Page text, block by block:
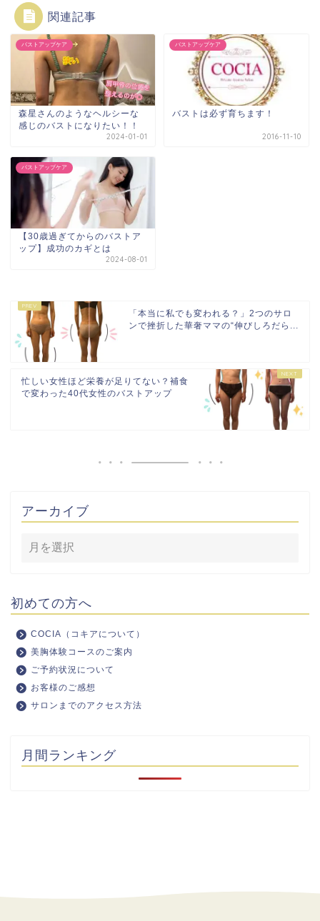
関連記事
バストアップケア
森星さんのようなヘルシーな
感じのバストになりたい！！
2024-01-01
バストアップケア
バストは必ず育ちます！
2016-11-10
バストアップケア
【30歳過ぎてからのバストア
ップ】成功のカギとは
2024-08-01
「本当に私でも変われる？」2つのサロ
ンで挫折した華奢ママの“伸びしろだら...
忙しい女性ほど栄養が足りてない？補食
で変わった40代女性のバストアップ
アーカイブ
初めての方へ
COCIA（コキアについて）
美胸体験コースのご案内
ご予約状況について
お客様のご感想
サロンまでのアクセス方法
月間ランキング